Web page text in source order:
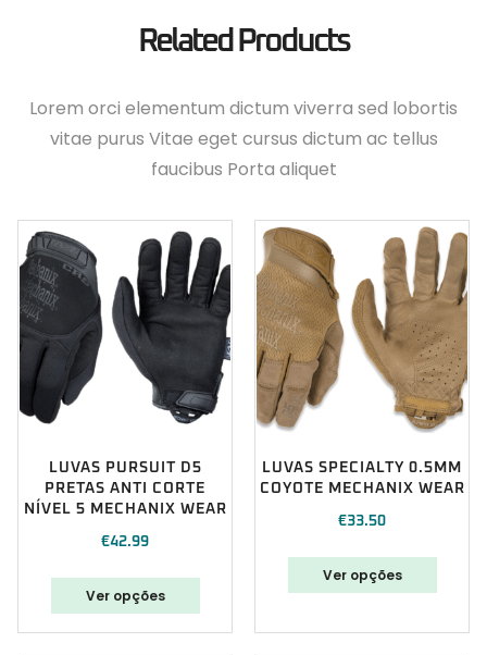
Related Products
Lorem orci elementum dictum viverra sed lobortis
vitae purus Vitae eget cursus dictum ac tellus
faucibus Porta aliquet
LUVAS PURSUIT D5
PRETAS ANTI CORTE
NÍVEL 5 MECHANIX WEAR
€42.99
Ver opções
LUVAS SPECIALTY 0.5MM
COYOTE MECHANIX WEAR
€33.50
Ver opções